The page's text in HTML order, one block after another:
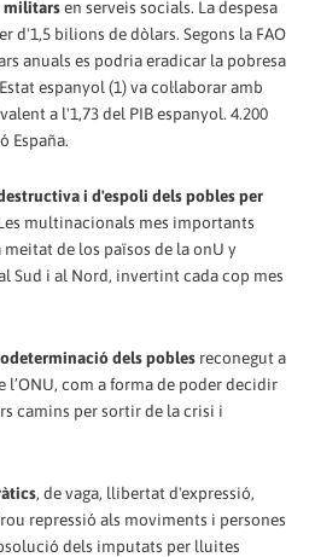
militarsen serveis socials. La despesa
d'1,5 bilions de dòlars. Segons la FAO
anuals es podria eradicar la pobresa
espanyol (1) va col·laborar amb
a l'1,73 del PIB espanyol. 4.200
España.
i d'espoli dels pobles per
multinacionals mes importants
de los països de la o­nU y
Sud i al Nord, invertint cada cop mes
dels pobles reconegut a
l’ONU, com a forma de poder decidir
camins per sortir de la crisi i
, de vaga, llibertat d'expressió,
repressió als moviments i persones
dels imputats per lluites